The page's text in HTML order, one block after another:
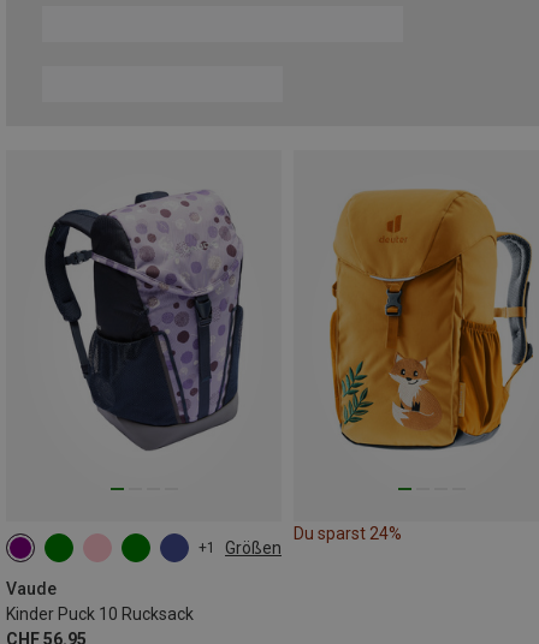
+1 Größen
Vaude
Kinder Puck 10 Rucksack
CHF 56.95
10L
Du sparst 24%